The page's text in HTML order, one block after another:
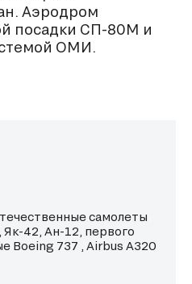
Аэродром
посадки СП-80М и
ОМИ.
самолеты
Як-42, Ан-12, первого
Boeing 737 , Airbus A320